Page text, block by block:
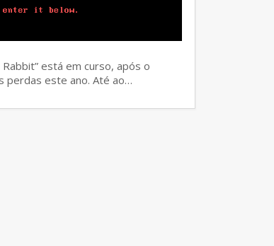
está em curso, após o
perdas este ano. Até ao…